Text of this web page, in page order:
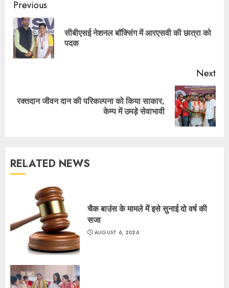
Continue
Reading
Previous
सीबीएसई नेशनल बॉक्सिंग में आरएसवी की छात्रा को
पदक
Next
Next
रक्तदान जीवन दान की परिकल्पना को किया साकार,
केम्प में उमड़े सेवाभावी
RELATED NEWS
चैक बाउंस के मामले में इसे सुनाई दो वर्ष की
सजा
AUGUST 6, 2026